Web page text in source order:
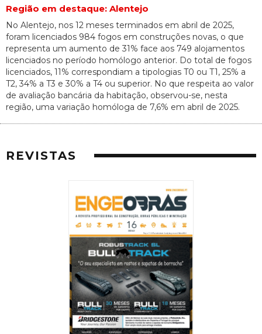
Região em destaque: Alentejo
No Alentejo, nos 12 meses terminados em abril de 2025,
foram licenciados 984 fogos em construções novas, o que
representa um aumento de 31% face aos 749 alojamentos
licenciados no período homólogo anterior. Do total de fogos
licenciados, 11% correspondiam a tipologias T0 ou T1, 25% a
T2, 34% a T3 e 30% a T4 ou superior. No que respeita ao valor
de avaliação bancária da habitação, observou-se, nesta
região, uma variação homóloga de 7,6% em abril de 2025.
REVISTAS